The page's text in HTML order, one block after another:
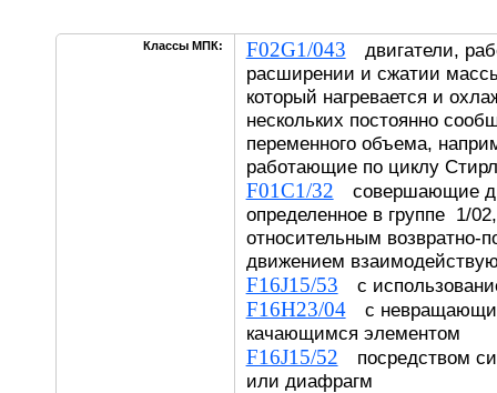
Классы МПК: F02G1/043 двигатели,
расширении и сжатии
который нагревается и
нескольких постоянно
переменного объема,
работающие по циклу
F01C1/32 совершающие
определенное в группе 1/
относительным возвратно-
движением
F16J15/53 с
F16H23/04с
качающимся элементом
F16J15/52 посредством
или диафрагм